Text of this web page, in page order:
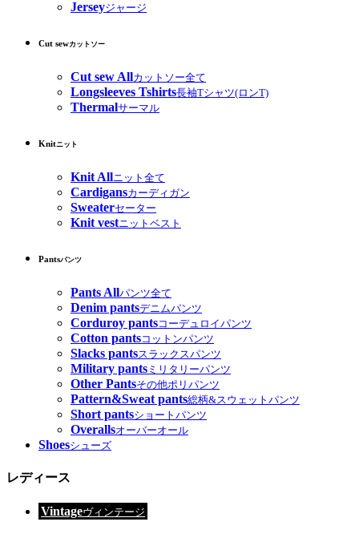
Jerseyジャージ
Cut sewカットソー
Cut sew Allカットソー全て
Longsleeves Tshirts長袖Tシャツ(ロンT)
Thermalサーマル
Knitニット
Knit Allニット全て
Cardigansカーディガン
Sweaterセーター
Knit vestニットベスト
Pantsパンツ
Pants Allパンツ全て
Denim pantsデニムパンツ
Corduroy pantsコーデュロイパンツ
Cotton pantsコットンパンツ
Slacks pantsスラックスパンツ
Military pants ミリタリーパンツ
Other Pantsその他ポリパンツ
Pattern&Sweat pants総柄&スウェットパンツ
Short pantsショートパンツ
Overallsオーバーオール
Shoesシューズ
レディース
Vintageヴィンテージ